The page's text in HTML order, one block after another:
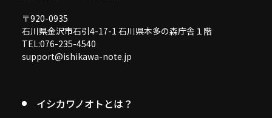
〒920-0935
石川県金沢市石引4-17-1 石川県本多の森庁舎１階
TEL:076-235-4540
support@ishikawa-note.jp
イシカワノオトとは？